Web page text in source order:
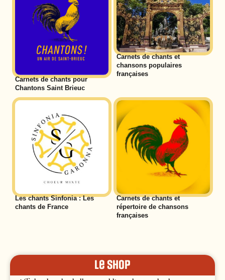
Carnets de chants pour
Chantons Saint Brieuc
Carnets de chants et
chansons populaires
françaises
Les chants Sinfonia : Les
chants de France
Carnets de chants et
répertoire de chansons
françaises
le shop